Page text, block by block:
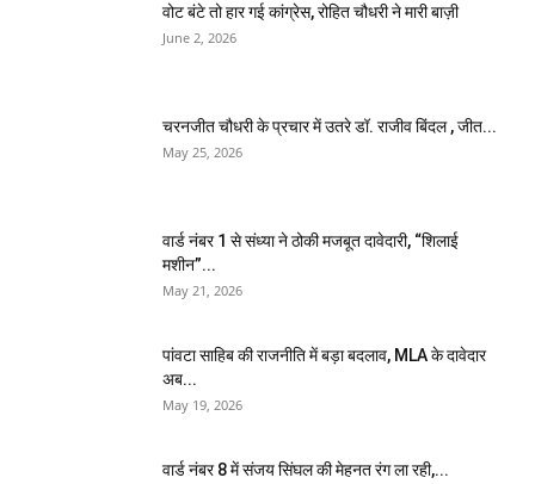
वोट बंटे तो हार गई कांग्रेस, रोहित चौधरी ने मारी बाज़ी
June 2, 2026
चरनजीत चौधरी के प्रचार में उतरे डॉ. राजीव बिंदल , जीत...
May 25, 2026
वार्ड नंबर 1 से संध्या ने ठोकी मजबूत दावेदारी, “शिलाई
मशीन”...
May 21, 2026
पांवटा साहिब की राजनीति में बड़ा बदलाव, MLA के दावेदार
अब...
May 19, 2026
वार्ड नंबर 8 में संजय सिंघल की मेहनत रंग ला रही,...